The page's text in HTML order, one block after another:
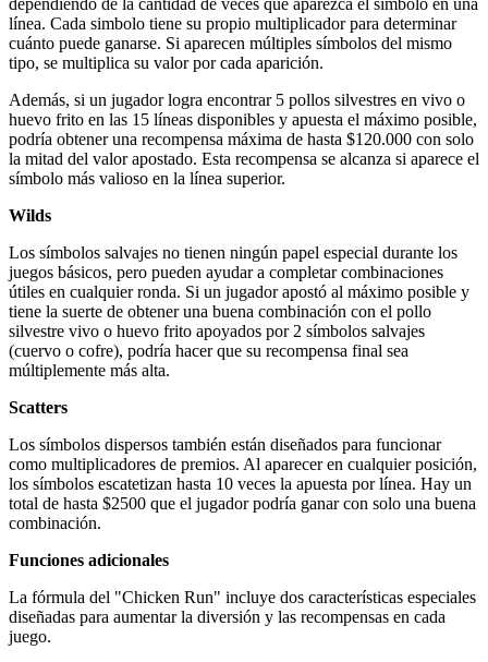
línea. Cada simbolo tiene su propio multiplicador para determinar
cuánto puede ganarse. Si aparecen múltiples símbolos del mismo
tipo, se multiplica su valor por cada aparición.
Además, si un jugador logra encontrar 5 pollos silvestres en vivo o
huevo frito en las 15 líneas disponibles y apuesta el máximo posible,
podría obtener una recompensa máxima de hasta $120.000 con solo
la mitad del valor apostado. Esta recompensa se alcanza si aparece el
símbolo más valioso en la línea superior.
Wilds
Los símbolos salvajes no tienen ningún papel especial durante los
juegos básicos, pero pueden ayudar a completar combinaciones
útiles en cualquier ronda. Si un jugador apostó al máximo posible y
tiene la suerte de obtener una buena combinación con el pollo
silvestre vivo o huevo frito apoyados por 2 símbolos salvajes
(cuervo o cofre), podría hacer que su recompensa final sea
múltiplemente más alta.
Scatters
Los símbolos dispersos también están diseñados para funcionar
como multiplicadores de premios. Al aparecer en cualquier posición,
los símbolos escatetizan hasta 10 veces la apuesta por línea. Hay un
total de hasta $2500 que el jugador podría ganar con solo una buena
combinación.
Funciones adicionales
La fórmula del "Chicken Run" incluye dos características especiales
diseñadas para aumentar la diversión y las recompensas en cada
juego.